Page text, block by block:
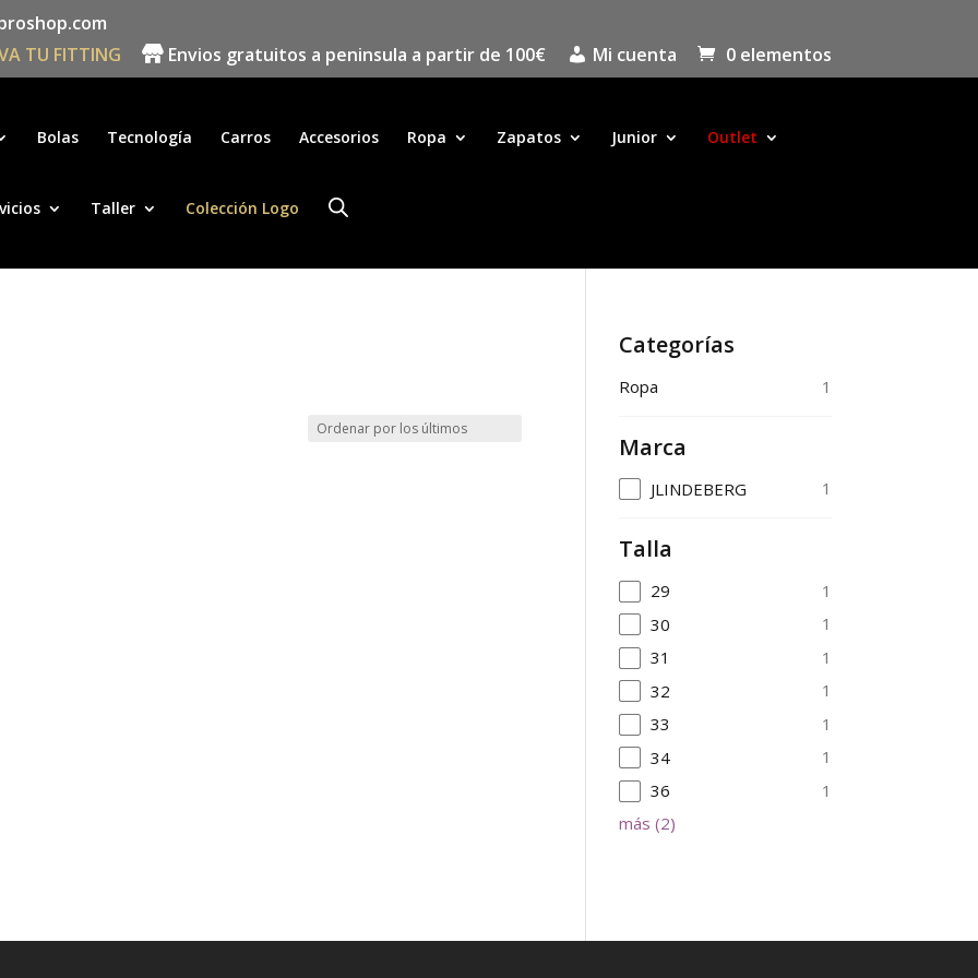
TU FITTING
Envios gratuitos a peninsula a partir de 100€ Mi cuenta 0 elementos
Bolas Tecnología Carros Accesorios Ropa Zapatos Junior Outlet
Taller Colección Logo
Categorías
Ropa 1
Marca
JLINDEBERG 1
Talla
29
1
30
1
31
1
32
1
33
1
34
1
36
1
más (2)